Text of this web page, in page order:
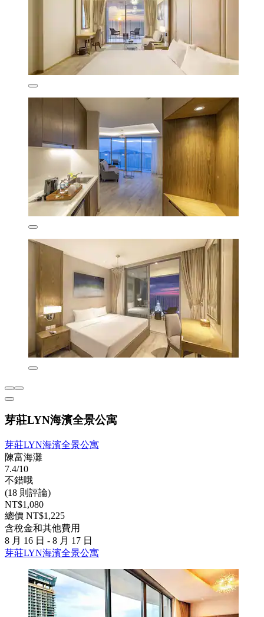
芽莊LYN海濱全景公寓
芽莊LYN海濱全景公寓
陳富海灘
7.4/10
不錯哦
(18 則評論)
NT$1,080
總價 NT$1,225
含稅金和其他費用
8 月 16 日 - 8 月 17 日
芽莊LYN海濱全景公寓